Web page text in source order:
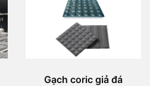
Gạch coric giả đá